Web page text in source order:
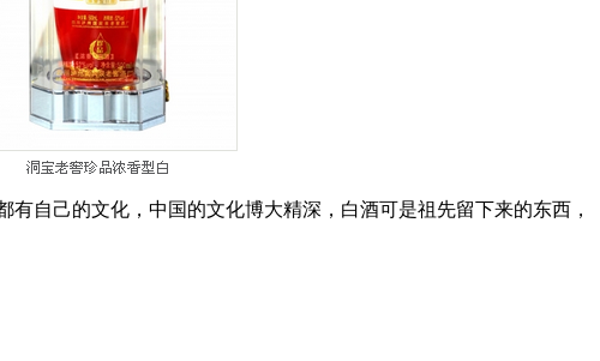
自己的文化，中国的文化博大精深，白酒可是祖先留下来的东西，